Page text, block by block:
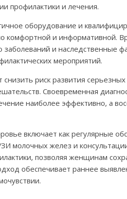
профилактики и лечения.
оборудование и
комфортной и информативной.
и наследственные
мероприятий.
риск развития
Своевременная
наиболее эффективно, а
включает как регулярные
молочных желез и
позволяя женщинам
обеспечивает раннее